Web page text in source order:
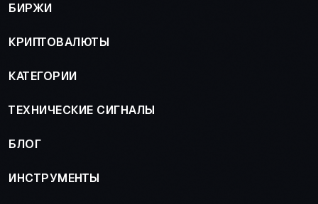
БИРЖИ
КРИПТОВАЛЮТЫ
КАТЕГОРИИ
ТЕХНИЧЕСКИЕ СИГНАЛЫ
БЛОГ
ИНСТРУМЕНТЫ